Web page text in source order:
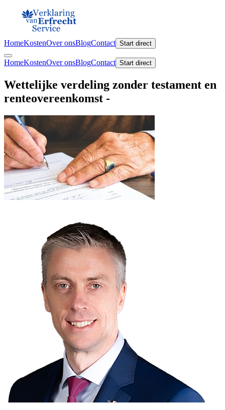
HomeKostenOver onsBlogContact Start direct
HomeKostenOver onsBlogContact Start direct
Wettelijke verdeling zonder testament en
renteovereenkomst -